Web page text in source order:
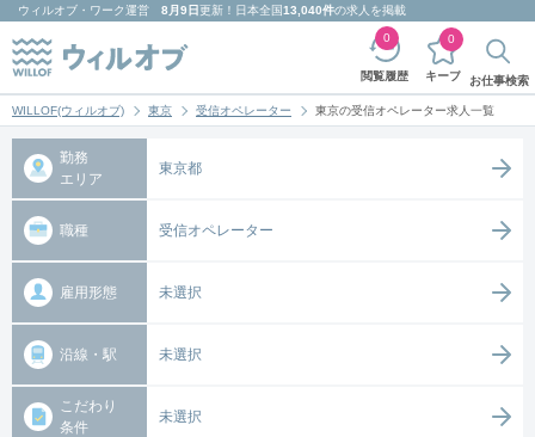
ウィルオブ・ワーク運営 8月9日更新！日本全国13,040件の求人を掲載
閲覧履歴
0
キープ
0
お仕事検索
WILLOF(ウィルオブ) 東京 受信オペレーター 東京の受信オペレーター求人一覧
勤務
エリア
東京都
職種 受信オペレーター
雇用形態 未選択
沿線・駅 未選択
こだわり
条件
未選択